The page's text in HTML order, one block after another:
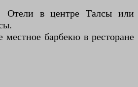
Отели в центре Талсы или
местное барбекю в ресторане